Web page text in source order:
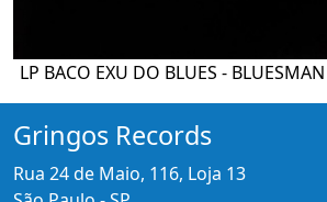
LP BACO EXU DO BLUES -
Gringos Records
Rua 24 de Maio, 116, Loja 13